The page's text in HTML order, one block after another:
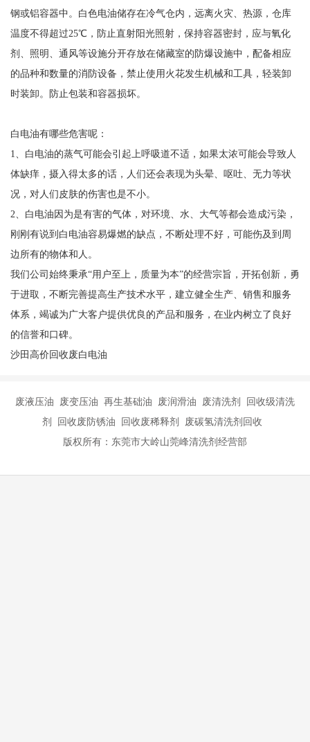
钢或铝容器中。白色电油储存在冷气仓内，远离火灾、热源，仓库
温度不得超过25℃，防止直射阳光照射，保持容器密封，应与氧化
剂、照明、通风等设施分开存放在储藏室的防爆设施中，配备相应
的品种和数量的消防设备，禁止使用火花发生机械和工具，轻装卸
时装卸。防止包装和容器损坏。
白电油有哪些危害呢：
1、白电油的蒸气可能会引起上呼吸道不适，如果太浓可能会导致人
体缺痒，摄入得太多的话，人们还会表现为头晕、呕吐、无力等状
况，对人们皮肤的伤害也是不小。
2、白电油因为是有害的气体，对环境、水、大气等都会造成污染，
刚刚有说到白电油容易爆燃的缺点，不断处理不好，可能伤及到周
边所有的物体和人。
我们公司始终秉承“用户至上，质量为本”的经营宗旨，开拓创新，勇
于进取，不断完善提高生产技术水平，建立健全生产、销售和服务
体系，竭诚为广大客户提供优良的产品和服务，在业内树立了良好
的信誉和口碑。
沙田高价回收废白电油
废液压油 废变压油 再生基础油 废润滑油 废清洗剂 回收级清洗
剂 回收废防锈油 回收废稀释剂 废碳氢清洗剂回收
版权所有：东莞市大岭山莞峰清洗剂经营部